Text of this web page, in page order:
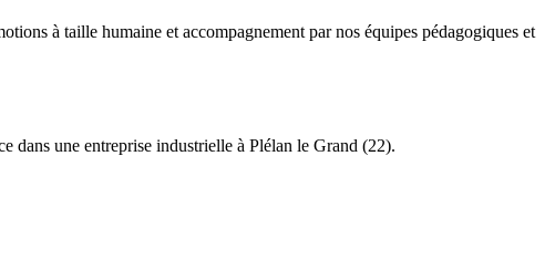
à taille humaine et accompagnement par nos équipes pédagogiques et
dans une entreprise industrielle à Plélan le Grand (22).